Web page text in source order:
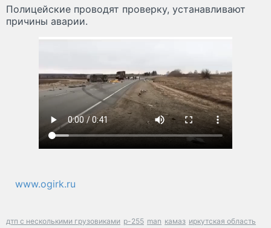
Полицейские проводят проверку, устанавливают
причины аварии.
www.ogirk.ru
дтп с несколькими грузовиками р-255 man камаз иркутская область